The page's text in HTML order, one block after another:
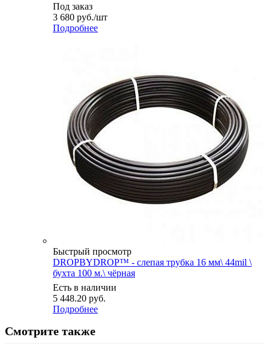
Под заказ
3 680 руб./шт
Подробнее
Быстрый просмотр
DROPBYDROP™ - слепая трубка 16 мм\ 44mil \
бухта 100 м.\ чёрная
Есть в наличии
5 448.20 руб.
Подробнее
Смотрите также